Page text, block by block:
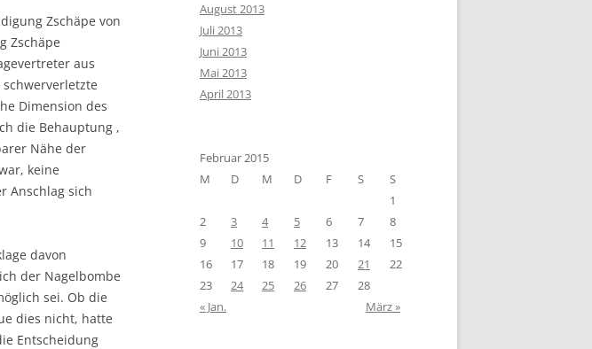
Zschäpe von
Zschäpe
aus
Dimension des
die Behauptung ,
Nähe der
keine
Anschlag sich
davon
der Nagelbombe
sei. Ob die
dies nicht, hatte
Entscheidung
August 2013
Juli 2013
Juni 2013
Mai 2013
April 2013
Februar 2015
M
D M D F S
S
1
2
3 4 5 6 7
8
9
10 11 12 13 14
15
16
17 18 19 20 21
22
23
24 25 26 27
28
« Jan.
März »